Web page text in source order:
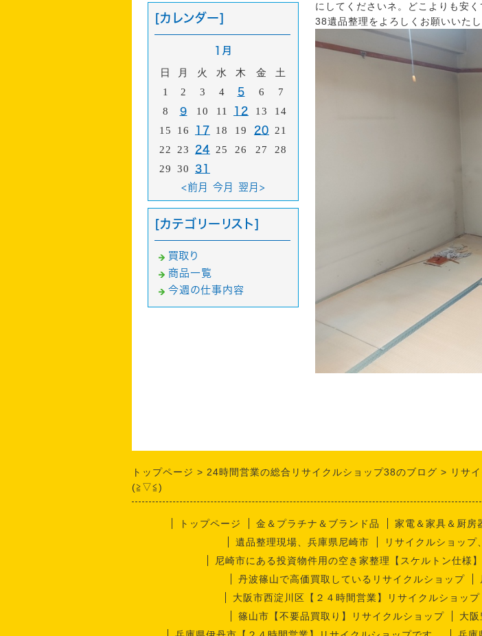
にしてくださいネ。どこよりも安
38遺品整理をよろしくお願いいた
[カレンダー]
1月
日 月 火 水 木 金
土
1
2 3 4 5 6
7
8
9 10 11 12 13
14
15
16 17 18 19 20
21
22
23 24 25 26 27
28
29
30
31
<前月
今月 翌月>
[カテゴリーリスト]
買取り
商品一覧
今週の仕事内容
トップページ 24時間営業の総合リサイクルショップ38のブログ
リサ
(≧▽≦)
トップページ 金＆プラチナ＆ブランド品 家電＆家具＆厨房
遺品整理現場、兵庫県尼崎市
リサイクルショップ
尼崎市にある投資物件用の空き家整理【スケルトン仕様
丹波篠山で高価買取しているリサイクルショップ
大阪市西淀川区【２４時間営業】リサイクルショップ
篠山市【不要品買取り】リサイクルショップ
大